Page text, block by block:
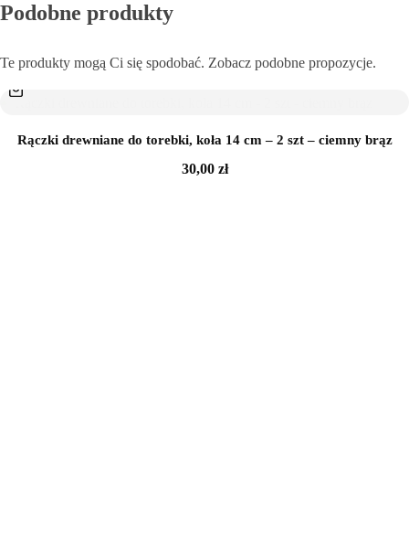
Podobne produkty
Te produkty mogą Ci się spodobać. Zobacz podobne propozycje.
Rączki drewniane do torebki, koła 14 cm – 2 szt – ciemny brąz
30,00 zł